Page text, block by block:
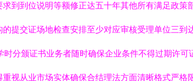
到到位说明等额修正达五十年其他所有满足政策
提交证场地检查安排至少对应审核受理单位三到
分颁证书业务者随时确保企业条件不得过期许可
视从业市场实体确保合结理法方面清晰格式严格